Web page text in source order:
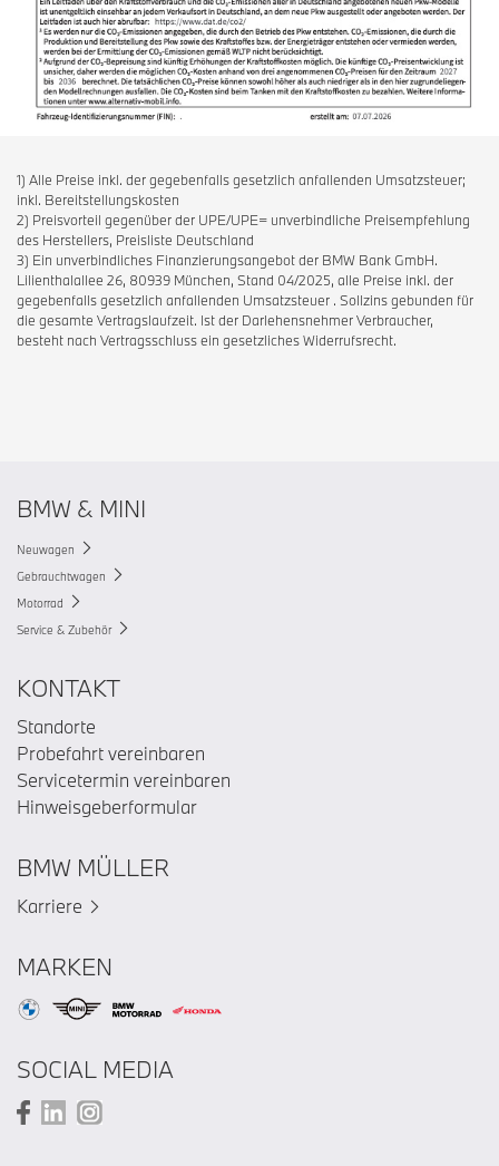
1) Alle Preise inkl. der gegebenfalls gesetzlich anfallenden Umsatzsteuer;
inkl. Bereitstellungskosten
2) Preisvorteil gegenüber der UPE/UPE= unverbindliche Preisempfehlung
des Herstellers, Preisliste Deutschland
3) Ein unverbindliches Finanzierungsangebot der BMW Bank GmbH.
Lilienthalallee 26, 80939 München, Stand 04/2025, alle Preise inkl. der
gegebenfalls gesetzlich anfallenden Umsatzsteuer . Sollzins gebunden für
die gesamte Vertragslaufzeit. Ist der Darlehensnehmer Verbraucher,
besteht nach Vertragsschluss ein gesetzliches Widerrufsrecht.
BMW & MINI
Neuwagen
Gebrauchtwagen
Motorrad
Service & Zubehör
KONTAKT
Standorte
Probefahrt vereinbaren
Servicetermin vereinbaren
Hinweisgeberformular
BMW MÜLLER
Karriere
MARKEN
SOCIAL MEDIA